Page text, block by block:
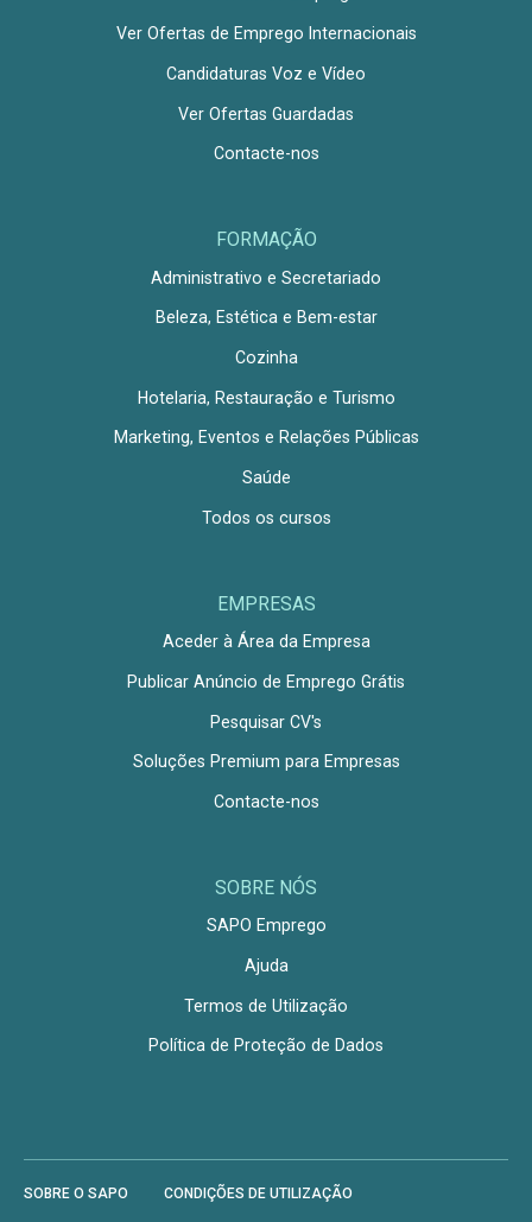
Ver Ofertas de Emprego Internacionais
Candidaturas Voz e Vídeo
Ver Ofertas Guardadas
Contacte-nos
FORMAÇÃO
Administrativo e Secretariado
Beleza, Estética e Bem-estar
Cozinha
Hotelaria, Restauração e Turismo
Marketing, Eventos e Relações Públicas
Saúde
Todos os cursos
EMPRESAS
Aceder à Área da Empresa
Publicar Anúncio de Emprego Grátis
Pesquisar CV's
Soluções Premium para Empresas
Contacte-nos
SOBRE NÓS
SAPO Emprego
Ajuda
Termos de Utilização
Política de Proteção de Dados
SOBRE O SAPO CONDIÇÕES DE UTILIZAÇÃO